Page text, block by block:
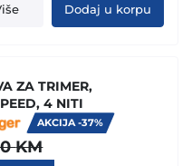
Dodaj u korpu
ZA TRIMER,
4 NITI
AKCIJA -37%
KM